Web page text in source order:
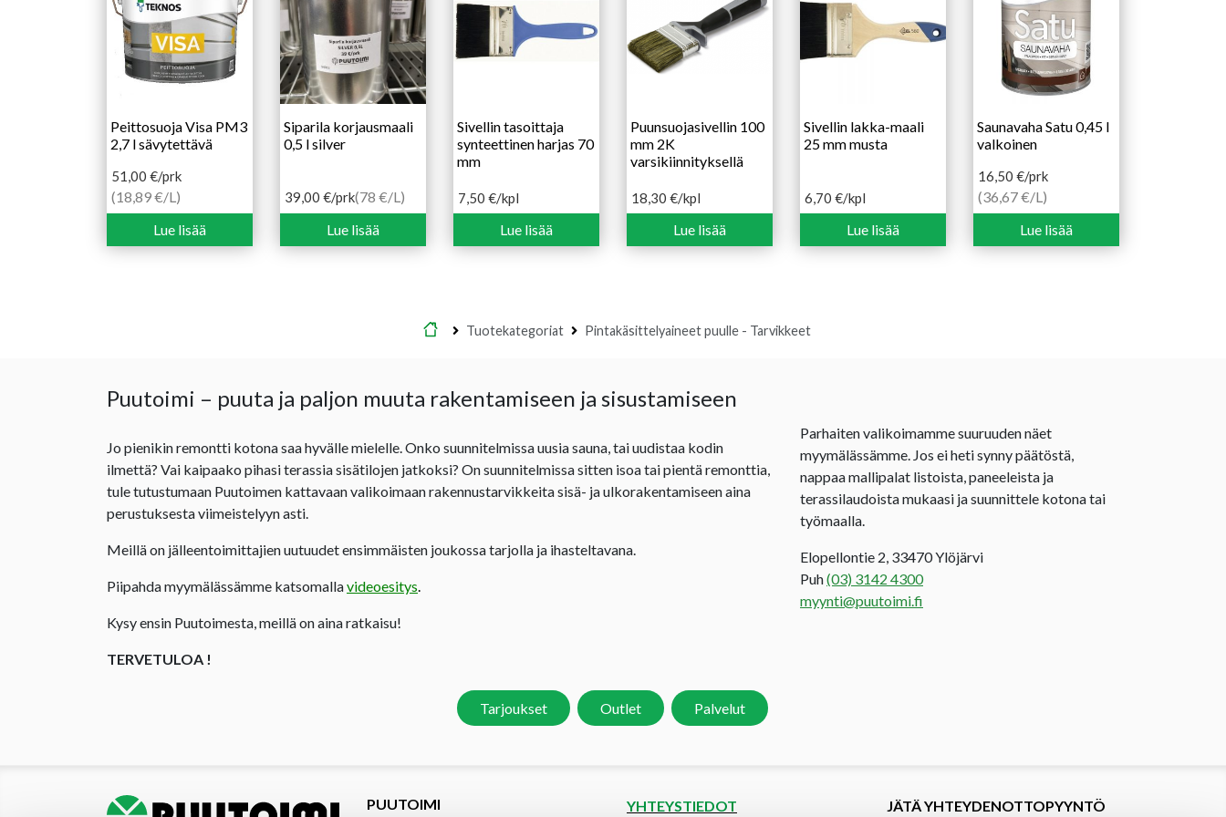
Peittosuoja Visa PM3
2,7 l sävytettävä
51,00 €/prk
(18,89 €/L)
Lue lisää
Siparila korjausmaali
0,5 l silver
39,00 €/prk(78 €/L)
Lue lisää
Sivellin tasoittaja
synteettinen harjas 70
mm
7,50 €/kpl
Lue lisää
Puunsuojasivellin 100
mm 2K
varsikiinnityksellä
18,30 €/kpl
Lue lisää
Sivellin lakka-maali
25 mm musta
6,70 €/kpl
Lue lisää
Saunavaha Satu 0,45 l
valkoinen
16,50 €/prk
(36,67 €/L)
Lue lisää
Etusivu
Tuotekategoriat Pintakäsittelyaineet puulle - Tarvikkeet
Puutoimi – puuta ja paljon muuta rakentamiseen ja sisustamiseen
Jo pienikin remontti kotona saa hyvälle mielelle. Onko suunnitelmissa uusia sauna, tai uudistaa kodin
ilmettä? Vai kaipaako pihasi terassia sisätilojen jatkoksi? On suunnitelmissa sitten isoa tai pientä remonttia,
tule tutustumaan Puutoimen kattavaan valikoimaan rakennustarvikkeita sisä- ja ulkorakentamiseen aina
perustuksesta viimeistelyyn asti.
Meillä on jälleentoimittajien uutuudet ensimmäisten joukossa tarjolla ja ihasteltavana.
Piipahda myymälässämme katsomallavideoesitys.
Kysy ensin Puutoimesta, meillä on aina ratkaisu!
TERVETULOA !
Tarjoukset Outlet Palvelut
Parhaiten valikoimamme suuruuden näet
myymälässämme. Jos ei heti synny päätöstä,
nappaa mallipalat listoista, paneeleista ja
terassilaudoista mukaasi ja suunnittele kotona tai
työmaalla.
Elopellontie 2, 33470 Ylöjärvi
Puh(03) 3142 4300
myynti@puutoimi.fi
PUUTOIMI YHTEYSTIEDOT JÄTÄ YHTEYDENOTTOPYYNTÖ